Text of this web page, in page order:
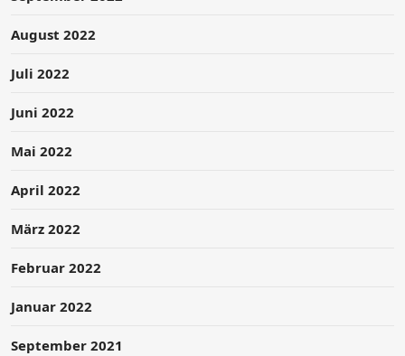
August 2022
Juli 2022
Juni 2022
Mai 2022
April 2022
März 2022
Februar 2022
Januar 2022
September 2021